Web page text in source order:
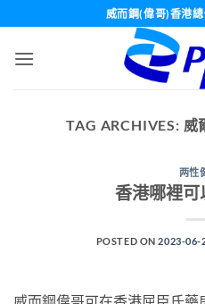
content
威而鋼(偉哥)香港
TAG ARCHIVES: 威
两性
香港哪裡可
POSTED ON2023-06-
威而鋼偉哥可在香港屈臣氏